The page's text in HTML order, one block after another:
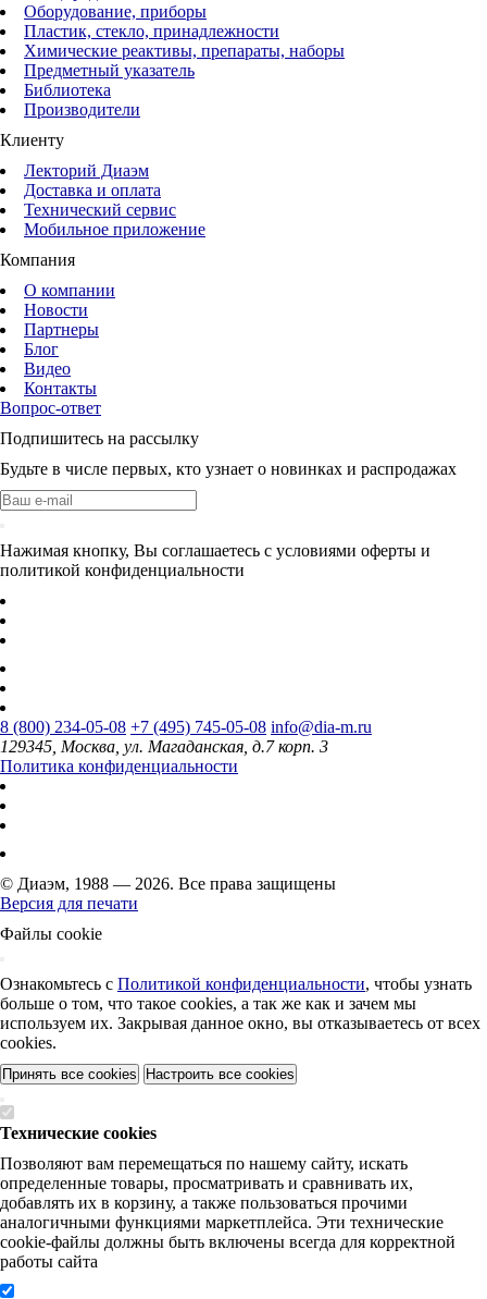
Оборудование, приборы
Пластик, стекло, принадлежности
Химические реактивы, препараты, наборы
Предметный указатель
Библиотека
Производители
Клиенту
Лекторий Диаэм
Доставка и оплата
Технический сервис
Мобильное приложение
Компания
О компании
Новости
Партнеры
Блог
Видео
Контакты
Вопрос-ответ
Подпишитесь на рассылку
Будьте в числе первых, кто узнает о новинках и распродажах
Нажимая кнопку, Вы соглашаетесь с условиями оферты и
политикой конфиденциальности
8 (800) 234-05-08 +7 (495) 745-05-08 info@dia-m.ru
129345, Москва, ул. Магаданская, д.7 корп. 3
Политика конфиденциальности
© Диаэм, 1988 — 2026. Все права защищены
Версия для печати
Файлы cookie
Ознакомьтесь с Политикой конфиденциальности, чтобы узнать
больше о том, что такое cookies, а так же как и зачем мы
используем их. Закрывая данное окно, вы отказываетесь от всех
cookies.
Принять все cookies Настроить все cookies
Технические cookies
Позволяют вам перемещаться по нашему сайту, искать
определенные товары, просматривать и сравнивать их,
добавлять их в корзину, а также пользоваться прочими
аналогичными функциями маркетплейса. Эти технические
cookie-файлы должны быть включены всегда для корректной
работы сайта